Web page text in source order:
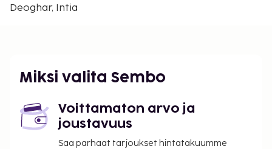
6,5 mi
takuumaksut eivät välttämättä sisällä veroja, ja ne
Deoghar, Intia
Miksi valita Sembo
Voittamaton arvo ja
joustavuus
Saa parhaat tarjoukset hintatakuumme